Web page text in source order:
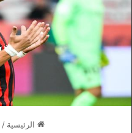
الرئيسية /